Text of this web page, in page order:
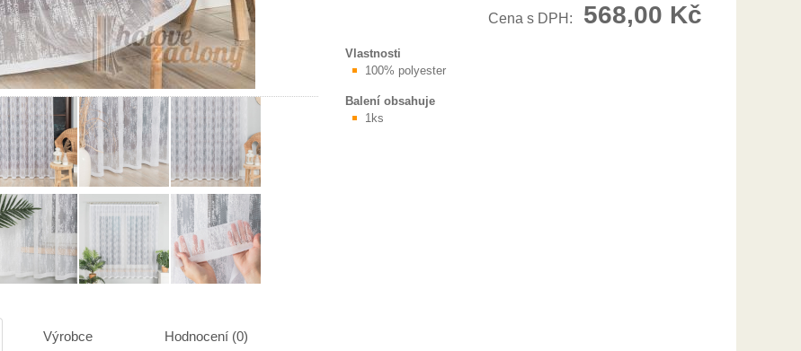
Cena s DPH: 568,00 Kč
Vlastnosti
100% polyester
Balení obsahuje
1ks
Výrobce Hodnocení (0)